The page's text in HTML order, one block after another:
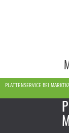
PLATTENSERVICE BEI